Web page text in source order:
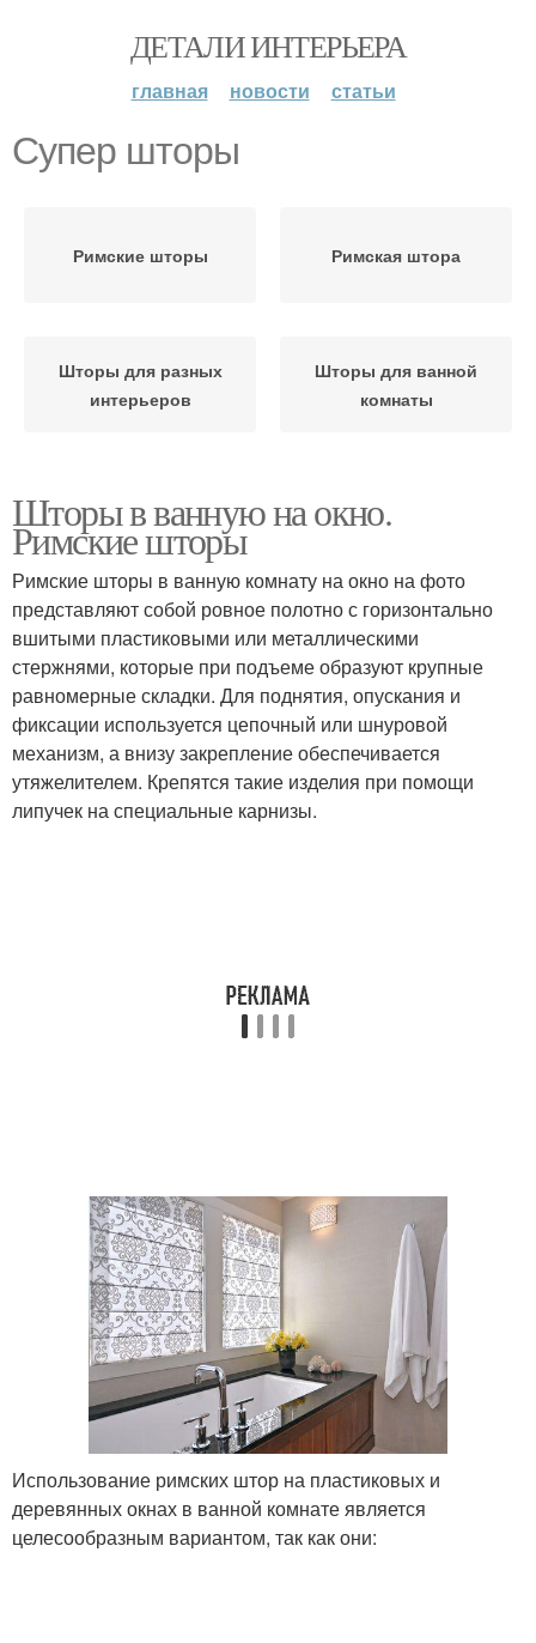
ДЕТАЛИ ИНТЕРЬЕРА
главная новости статьи
Супер шторы
Римские шторы Римская штора
Шторы для разных
интерьеров
Шторы для ванной
комнаты
Шторы в ванную на окно.
Римские шторы
Римские шторы в ванную комнату на окно на фото
представляют собой ровное полотно с горизонтально
вшитыми пластиковыми или металлическими
стержнями, которые при подъеме образуют крупные
равномерные складки. Для поднятия, опускания и
фиксации используется цепочный или шнуровой
механизм, а внизу закрепление обеспечивается
утяжелителем. Крепятся такие изделия при помощи
липучек на специальные карнизы.
Использование римских штор на пластиковых и
деревянных окнах в ванной комнате является
целесообразным вариантом, так как они: